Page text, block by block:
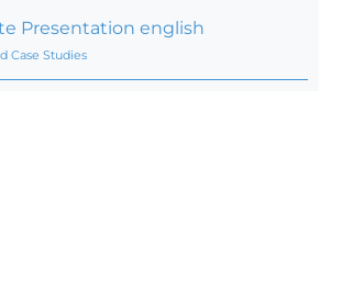
Presentation english
Case Studies